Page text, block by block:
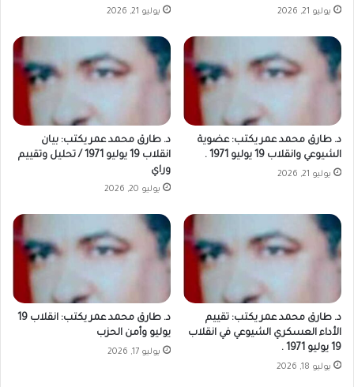
يوليو 21, 2026 يوليو 21, 2026
د. طارق محمد عمر يكتب: عضوية
الشيوعي وانقلاب 19 يوليو 1971 .
يوليو 21, 2026
د. طارق محمد عمر يكتب: بيان
انقلاب 19 يوليو 1971 / تحليل وتقييم
وراي
يوليو 20, 2026
د. طارق محمد عمر يكتب: تقييم
الأداء العسكري الشيوعي في انقلاب
19 يوليو 1971 .
يوليو 18, 2026
د. طارق محمد عمر يكتب: انقلاب 19
يوليو وأمن الحزب
يوليو 17, 2026